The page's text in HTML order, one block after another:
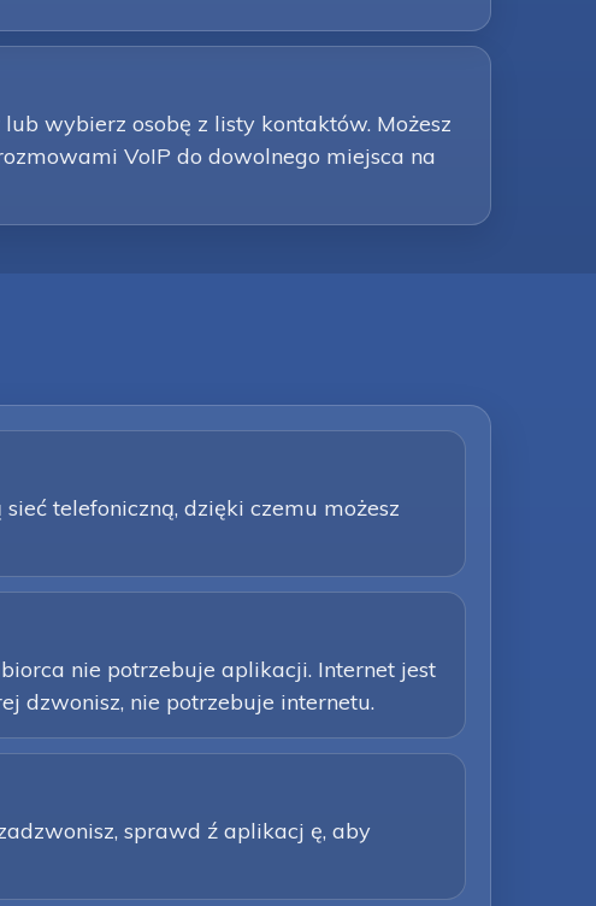
wybierz osobę z listy kontaktów. Możesz
VoIP do dowolnego miejsca na
telefoniczną, dzięki czemu możesz
nie potrzebuje aplikacji. Internet jest
dzwonisz, nie potrzebuje internetu.
sprawd ź aplikacj ę, aby